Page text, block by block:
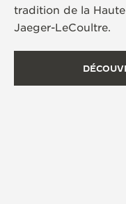
tradition de la
Jaeger-LeCoultre.